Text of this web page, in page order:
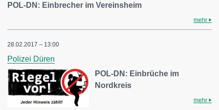
POL-DN: Einbrecher im Vereinsheim
mehr
28.02.2017 – 13:00
Polizei Düren
POL-DN: Einbrüche im
Nordkreis
mehr